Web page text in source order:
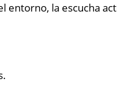
entorno, la escucha